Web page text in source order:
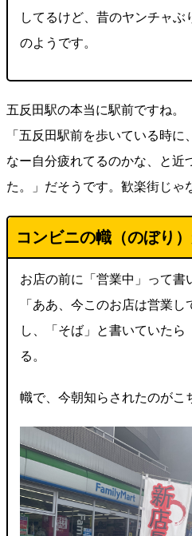
してるけど、昔のヤンチャ
のようです。
五反田駅の本当に駅前ですね。
「五反田駅前を歩いている時
なー自分疲れてるのかな、と近
た。」だそうです。歓楽街じゃ
コンビニの幟（のぼり
お店の前に「営業中」って書
「ああ、今このお店は営業
し、「そば」と書いていたら
る。
幟で、今朝知らされたのがこ